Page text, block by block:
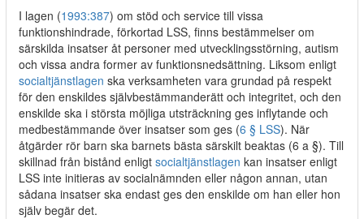
I lagen (1993:387) om stöd och service till vissa
funktionshindrade, förkortad LSS, finns bestämmelser om
särskilda insatser åt personer med utvecklingsstörning, autism
och vissa andra former av funktionsnedsättning. Liksom enligt
socialtjänstlagen ska verksamheten vara grundad på respekt
för den enskildes självbestämmanderätt och integritet, och den
enskilde ska i största möjliga utsträckning ges inflytande och
medbestämmande över insatser som ges (6 § LSS). När
åtgärder rör barn ska barnets bästa särskilt beaktas (6 a §). Till
skillnad från bistånd enligt socialtjänstlagen kan insatser enligt
LSS inte initieras av socialnämnden eller någon annan, utan
sådana insatser ska endast ges den enskilde om han eller hon
själv begär det.